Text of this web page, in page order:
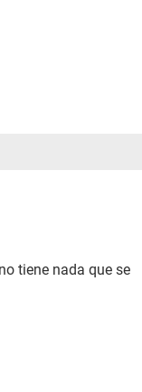
tiene nada que se